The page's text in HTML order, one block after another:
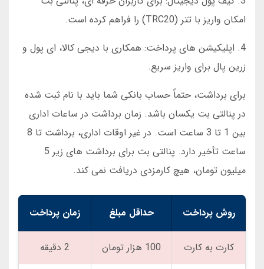
امکان واریز با تتر (TRC20) را فراهم کرده است.
4. اپلیکیشن های پرداخت: همکاری با دیجی کالا، ای پول و
زرین پال برای واریز سریع.
برای برداشت، حتماً حساب بانکی شما باید با نام ثبت شده
در پنالتی بت یکسان باشد. زمان برداشت در ساعات اداری
بین 1 تا 3 ساعت است. در غیر اوقات اداری، برداشت تا 8
ساعت تأخیر دارد. پنالتی بت برای برداشت های زیر 5
میلیون تومان، هیچ کارمزدی دریافت نمی کند.
روش پرداخت حداقل مبلغ زمان پرداخت
کارت به کارت 100 هزار تومان 2 دقیقه